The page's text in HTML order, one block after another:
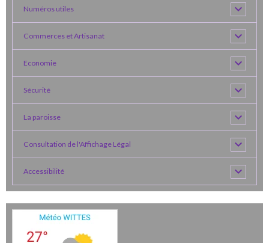
Numéros utiles
Commerces et Artisanat
Economie
Sécurité
La paroisse
Consultation de l'Affichage Légal
Accessibilité